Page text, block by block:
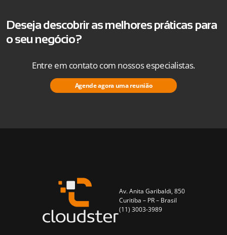
Deseja descobrir as melhores práticas para
o seu negócio?
Entre em contato com nossos especialistas.
Agende agora uma reunião
Av. Anita Garibaldi, 850
Curitiba – PR – Brasil
(11) 3003-3989